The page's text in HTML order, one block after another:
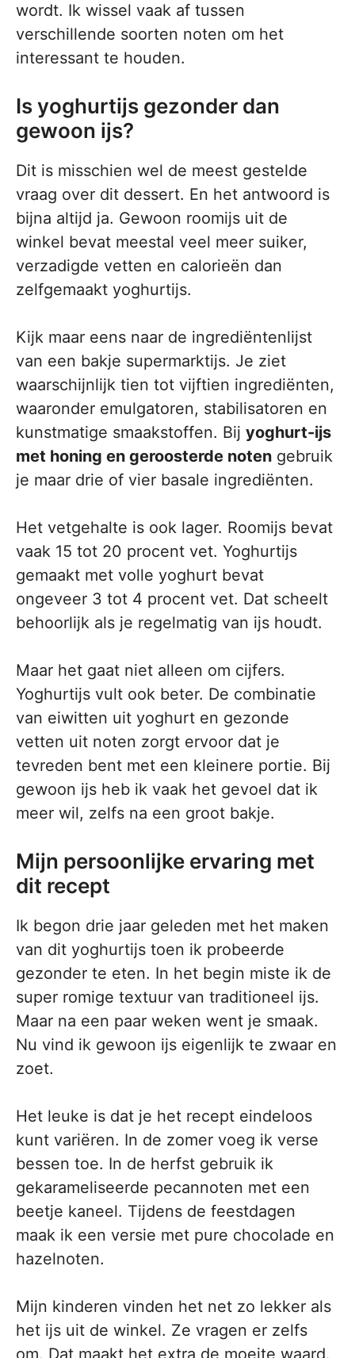
wordt. Ik wissel vaak af tussen
verschillende soorten noten om het
interessant te houden.
Is yoghurtijs gezonder dan
gewoon ijs?
Dit is misschien wel de meest gestelde
vraag over dit dessert. En het antwoord is
bijna altijd ja. Gewoon roomijs uit de
winkel bevat meestal veel meer suiker,
verzadigde vetten en calorieën dan
zelfgemaakt yoghurtijs.
Kijk maar eens naar de ingrediëntenlijst
van een bakje supermarktijs. Je ziet
waarschijnlijk tien tot vijftien ingrediënten,
waaronder emulgatoren, stabilisatoren en
kunstmatige smaakstoffen. Bij yoghurt-ijs
met honing en geroosterde noten gebruik
je maar drie of vier basale ingrediënten.
Het vetgehalte is ook lager. Roomijs bevat
vaak 15 tot 20 procent vet. Yoghurtijs
gemaakt met volle yoghurt bevat
ongeveer 3 tot 4 procent vet. Dat scheelt
behoorlijk als je regelmatig van ijs houdt.
Maar het gaat niet alleen om cijfers.
Yoghurtijs vult ook beter. De combinatie
van eiwitten uit yoghurt en gezonde
vetten uit noten zorgt ervoor dat je
tevreden bent met een kleinere portie. Bij
gewoon ijs heb ik vaak het gevoel dat ik
meer wil, zelfs na een groot bakje.
Mijn persoonlijke ervaring met
dit recept
Ik begon drie jaar geleden met het maken
van dit yoghurtijs toen ik probeerde
gezonder te eten. In het begin miste ik de
super romige textuur van traditioneel ijs.
Maar na een paar weken went je smaak.
Nu vind ik gewoon ijs eigenlijk te zwaar en
zoet.
Het leuke is dat je het recept eindeloos
kunt variëren. In de zomer voeg ik verse
bessen toe. In de herfst gebruik ik
gekarameliseerde pecannoten met een
beetje kaneel. Tijdens de feestdagen
maak ik een versie met pure chocolade en
hazelnoten.
Mijn kinderen vinden het net zo lekker als
het ijs uit de winkel. Ze vragen er zelfs
om. Dat maakt het extra de moeite waard.